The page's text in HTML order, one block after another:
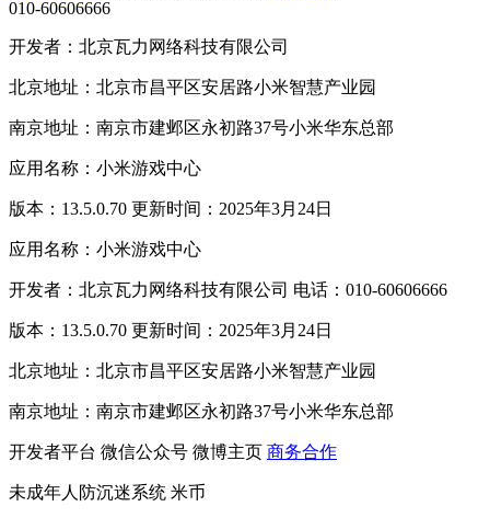
010-60606666
开发者：北京瓦力网络科技有限公司
北京地址：北京市昌平区安居路小米智慧产业园
南京地址：南京市建邺区永初路37号小米华东总部
应用名称：小米游戏中心
版本：13.5.0.70 更新时间：2025年3月24日
应用名称：小米游戏中心
开发者：北京瓦力网络科技有限公司 电话：010-60606666
版本：13.5.0.70 更新时间：2025年3月24日
北京地址：北京市昌平区安居路小米智慧产业园
南京地址：南京市建邺区永初路37号小米华东总部
开发者平台 微信公众号 微博主页 商务合作
未成年人防沉迷系统 米币